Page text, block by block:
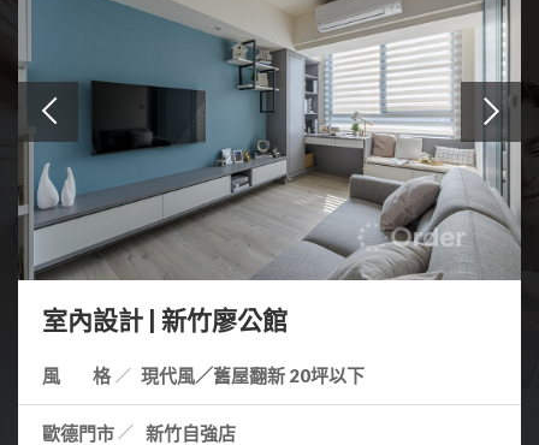
室內設計 | 新竹廖公館
風 格 現代風／舊屋翻新 20坪以下
歐德門市 新竹自強店